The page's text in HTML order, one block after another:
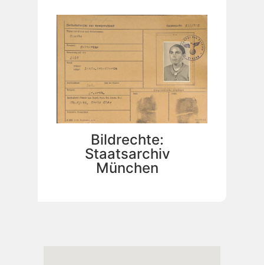
Bildrechte:
Staatsarchiv
München